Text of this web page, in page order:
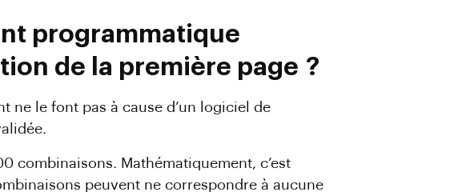
programmatique
de la première page ?
ne le font pas à cause d’un logiciel de
combinaisons. Mathématiquement, c’est
peuvent ne correspondre à aucune